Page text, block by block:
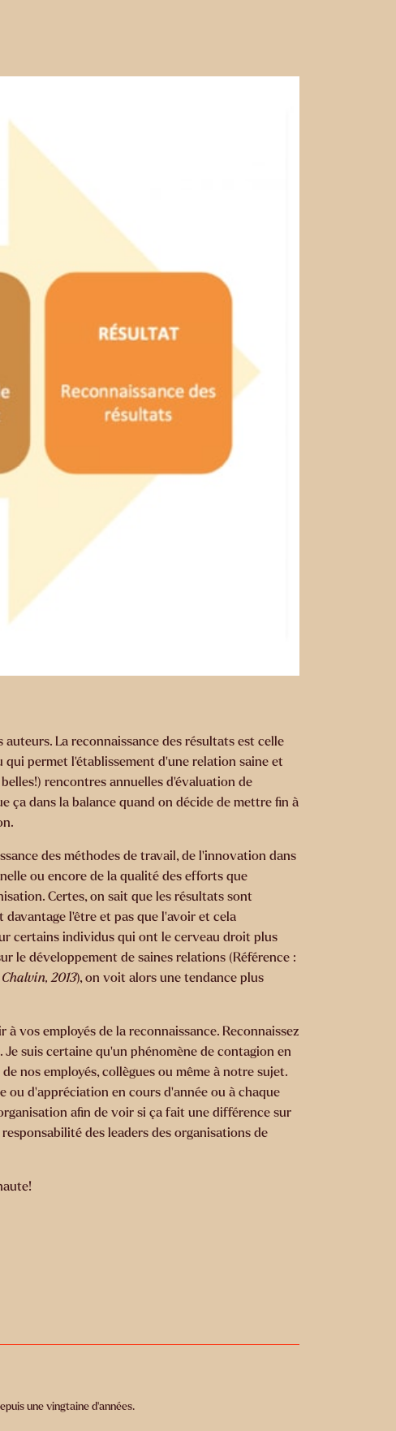
La reconnaissance des résultats est celle
permet l’établissement d’une relation saine et
rencontres annuelles d’évaluation de
ça dans la balance quand on décide de mettre fin à
des méthodes de travail, de l’innovation dans
ou encore de la qualité des efforts que
Certes, on sait que les résultats sont
l’être et pas que l’avoir et cela
certains individus qui ont le cerveau droit plus
le développement de saines relations (Référence :
2013), on voit alors une tendance plus
vos employés de la reconnaissance. Reconnaissez
suis certaine qu’un phénomène de contagion en
nos employés, collègues ou même à notre sujet.
d’appréciation en cours d’année ou à chaque
afin de voir si ça fait une différence sur
des leaders des organisations de
une vingtaine d’années.